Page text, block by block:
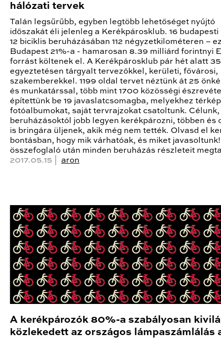
hálózati tervek
Talán legsűrűbb, egyben legtöbb lehetőséget nyújtó
időszakát éli jelenleg a Kerékpárosklub. 16
12 biciklis beruházásában 112 négyzetkilométeren –
Budapest 21%-a - hamarosan 8.39 milliárd forintnyi
forrást költenek el. A Kerékpárosklub pár hét alatt 35
egyeztetésen tárgyalt tervezőkkel, kerületi, fővárosi,
szakemberekkel. 1199 oldal tervet néztünk át 25
és munkatárssal, több mint 1700 közösségi
építettünk be 19 javaslatcsomagba, melyekhez
fotóalbumokat, saját tervrajzokat csatoltunk. Célunk,
beruházásoktól jobb legyen kerékpározni, többen és
is bringára üljenek, akik még nem tették. Olvasd el
bontásban, hogy mik várhatóak, és miket
összefoglaló után minden beruházás részleteit
2017.05.15 | aron
A kerékpározók 80%-a szabályosan
közlekedett az országos lámpaszámlálás